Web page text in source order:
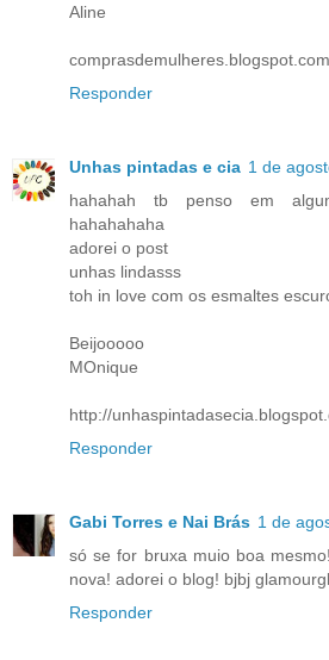
Aline
comprasdemulheres.blogspot.com
Responder
Unhas pintadas e cia 1 de
hahahah tb penso em
hahahahaha
adorei o post
unhas lindasss
toh in love com os esmaltes
Beijooooo
MOnique
http://
Responder
Gabi Torres e Nai Brás 1 de
só se for bruxa muio boa
nova! adorei o blog! bjbj
Responder